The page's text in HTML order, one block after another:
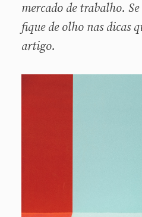
mercado de trabalho. Se
fique de olho nas dicas
artigo.